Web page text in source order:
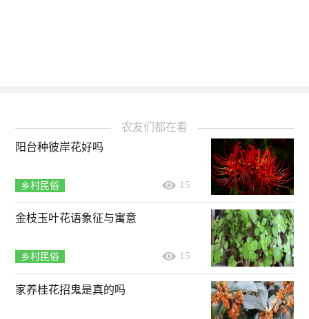
农友们都在看
阳台种彼岸花好吗
乡村民俗 15
金枝玉叶花语象征与寓意
乡村民俗 15
家养桂花招鬼是真的吗